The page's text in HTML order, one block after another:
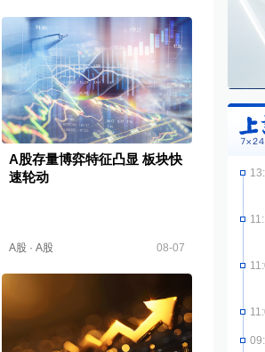
A股存量博弈特征凸显 板块快
速轮动
A股· A股 08-07